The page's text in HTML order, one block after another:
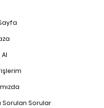
Sorulan Sorular